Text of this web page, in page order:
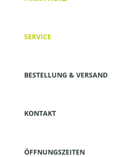
SERVICE
BESTELLUNG & VERSAND
KONTAKT
ÖFFNUNGSZEITEN